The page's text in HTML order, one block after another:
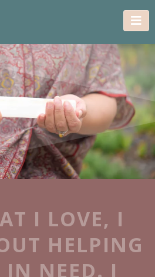
I LOVE, I
HELPING
IN NEED. I